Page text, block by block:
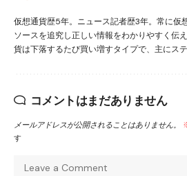
仮想通貨歴5年。ニュース記者歴3年。常に仮
ソースを追究し正しい情報をわかりやすく伝
貨は下落するたび買い増すタイプで、主にス
コメントはまだありません
メールアドレスが公開されることはありません。
す